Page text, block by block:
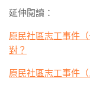
延伸閱讀：
原民社區志工事件
對？
原民社區志工事件